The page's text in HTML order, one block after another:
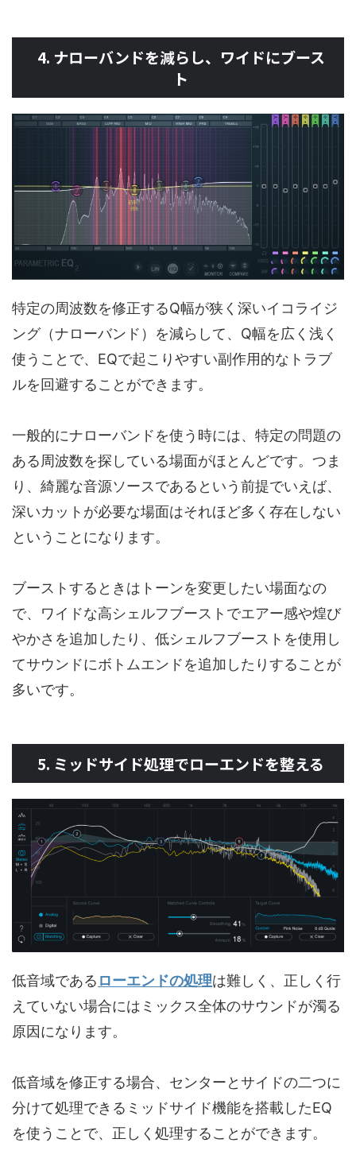
4. ナローバンドを減らし、ワイドにブース
ト
特定の周波数を修正するQ幅が狭く深いイコライジ
ング（ナローバンド）を減らして、Q幅を広く浅く
使うことで、EQで起こりやすい副作用的なトラブ
ルを回避することができます。
一般的にナローバンドを使う時には、特定の問題の
ある周波数を探している場面がほとんどです。つま
り、綺麗な音源ソースであるという前提でいえば、
深いカットが必要な場面はそれほど多く存在しない
ということになります。
ブーストするときはトーンを変更したい場面なの
で、ワイドな高シェルフブーストでエアー感や煌び
やかさを追加したり、低シェルフブーストを使用し
てサウンドにボトムエンドを追加したりすることが
多いです。
5. ミッドサイド処理でローエンドを整える
低音域である ローエンドの処理は難しく、正しく行
えていない場合にはミックス全体のサウンドが濁る
原因になります。
低音域を修正する場合、センターとサイドの二つに
分けて処理できるミッドサイド機能を搭載したEQ
を使うことで、正しく処理することができます。